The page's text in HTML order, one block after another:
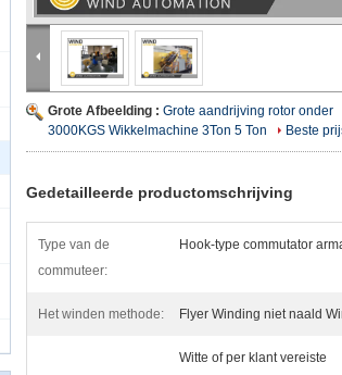
Grote Afbeelding : Grote aandrijving rotor onder
3000KGS Wikkelmachine 3Ton 5 Ton
Beste
Gedetailleerde productomschrijving
Type van de
commuteer:
Hook-type commutator
Het winden methode: Flyer Winding niet naald
Witte of per klant vereiste